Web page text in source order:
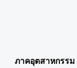
ภาคอุตสาหกรรม